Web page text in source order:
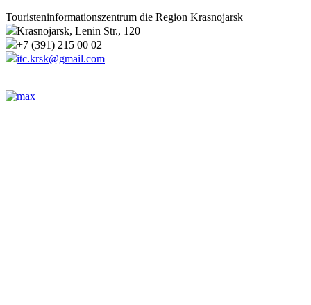
Touristeninformationszentrum die Region Krasnojarsk
Krasnojarsk, Lenin Str., 120
+7 (391) 215 00 02
itc.krsk@gmail.com